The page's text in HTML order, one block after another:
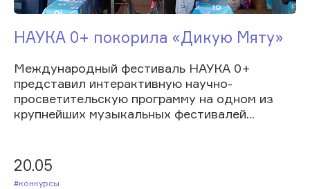
НАУКА 0+ покорила «Дикую Мяту»
Международный фестиваль НАУКА 0+
представил интерактивную научно-
просветительскую программу на одном из
крупнейших музыкальных фестивалей...
20.05
#Конкурсы